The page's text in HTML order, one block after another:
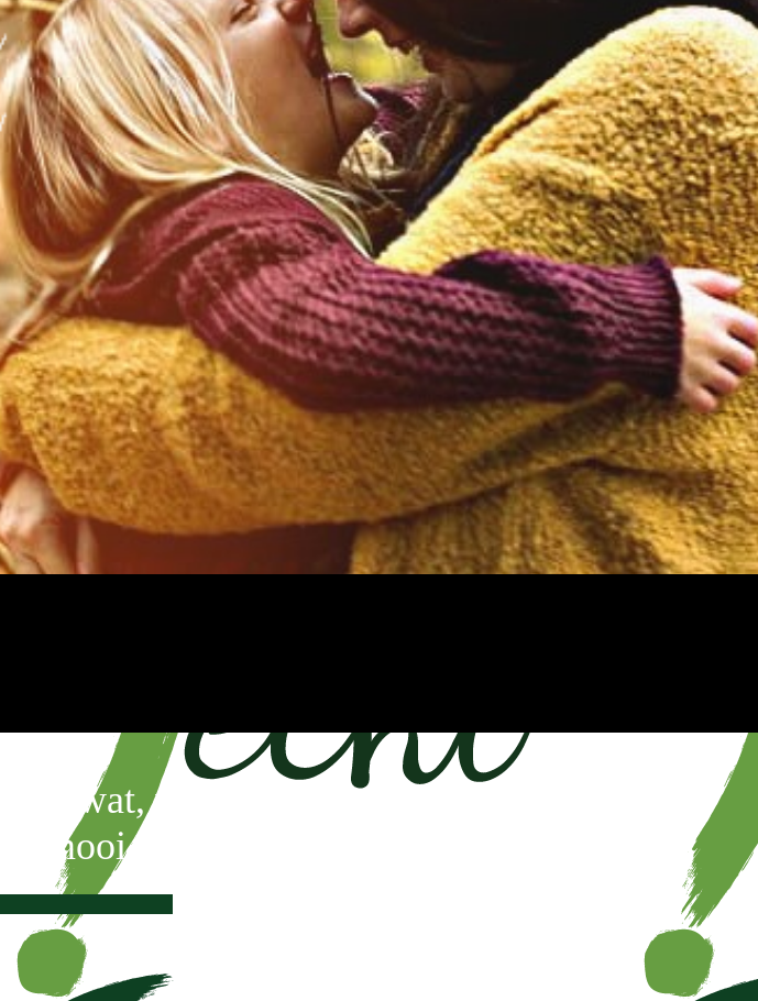
wat, wat ze dan weer bij elkaar
mooi pakketje."